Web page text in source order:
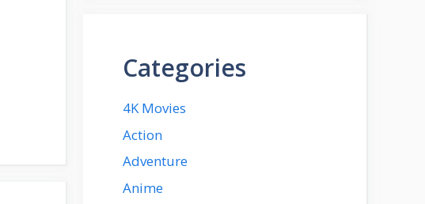
Categories
4K Movies
Action
Adventure
Anime